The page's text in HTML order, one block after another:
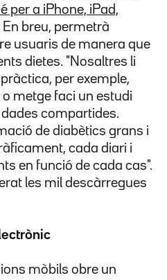
per a iPhone, iPad,
En breu, permetrà
usuaris de manera que
dietes. "Nosaltres li
per exemple,
metge faci un estudi
compartides.
de diabètics grans i
cada diari i
en funció de cada cas".
les mil descàrregues
mòbils obre un